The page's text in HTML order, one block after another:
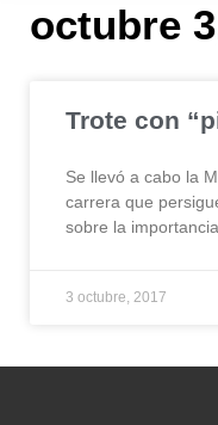
octubre
Trote con
Se llevó a cabo la
carrera que
sobre la
3 octubre, 2017